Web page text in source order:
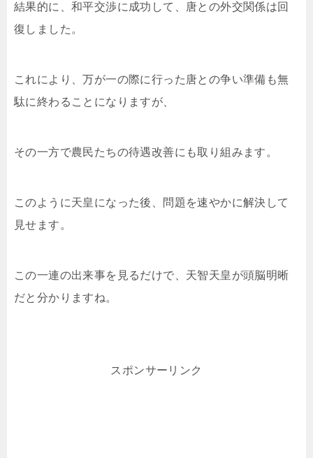
結果的に、和平交渉に成功して、唐との外交関係は回
復しました。
これにより、万が一の際に行った唐との争い準備も無
駄に終わることになりますが、
その一方で農民たちの待遇改善にも取り組みます。
このように天皇になった後、問題を速やかに解決して
見せます。
この一連の出来事を見るだけで、天智天皇が頭脳明晰
だと分かりますね。
スポンサーリンク